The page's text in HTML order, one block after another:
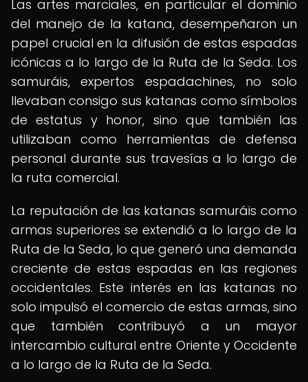
Las artes marciales, en particular el dominio
del manejo de la katana, desempeñaron un
papel crucial en la difusión de estas espadas
icónicas a lo largo de la Ruta de la Seda. Los
samuráis, expertos espadachines, no solo
llevaban consigo sus katanas como símbolos
de estatus y honor, sino que también las
utilizaban como herramientas de defensa
personal durante sus travesías a lo largo de
la ruta comercial.
La reputación de las katanas samuráis como
armas superiores se extendió a lo largo de la
Ruta de la Seda, lo que generó una demanda
creciente de estas espadas en las regiones
occidentales. Este interés en las katanas no
solo impulsó el comercio de estas armas, sino
que también contribuyó a un mayor
intercambio cultural entre Oriente y Occidente
a lo largo de la Ruta de la Seda.